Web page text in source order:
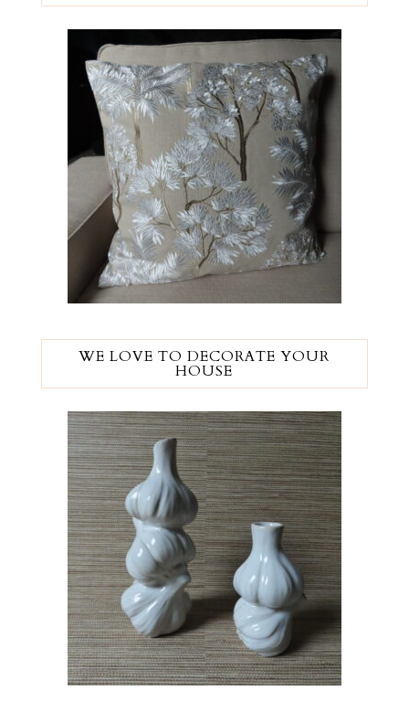
WE LOVE TO DECORATE YOUR
HOUSE